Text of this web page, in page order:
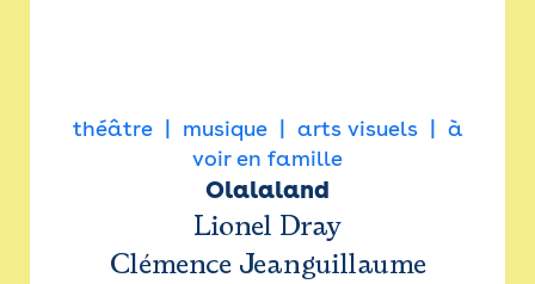
théâtre musique arts visuels
à
voir en famille
Olalaland
Lionel Dray
Clémence Jeanguillaume